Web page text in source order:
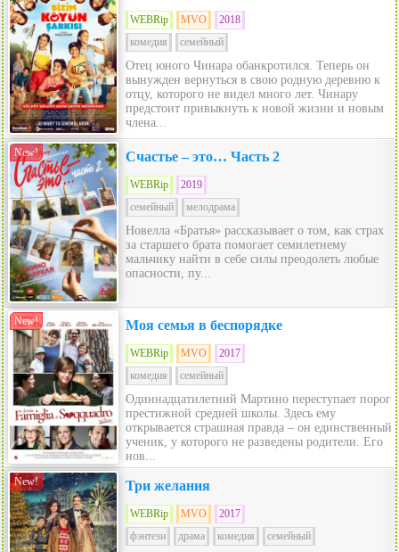
WEBRip MVO
2018
комедия
семейный
Отец юного Чинара обанкротился. Теперь он
вынужден вернуться в свою родную деревню к
отцу, которого не видел много лет. Чинару
предстоит привыкнуть к новой жизни и новым
члена...
New! Счастье – это… Часть 2
WEBRip
2019
семейный
мелодрама
Новелла «Братья» рассказывает о том, как страх
за старшего брата помогает семилетнему
мальчику найти в себе силы преодолеть любые
опасности, пу...
New! Моя семья в беспорядке
WEBRip MVO
2017
комедия
семейный
Одиннадцатилетний Мартино переступает порог
престижной средней школы. Здесь ему
открывается страшная правда – он единственный
ученик, у которого не разведены родители. Его
нов...
New! Три желания
WEBRip MVO
2017
фэнтези
драма комедия семейный